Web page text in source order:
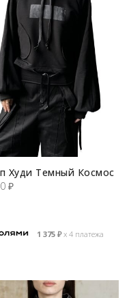
Худи Темный Космос
₽
1 375 ₽х 4 платежа